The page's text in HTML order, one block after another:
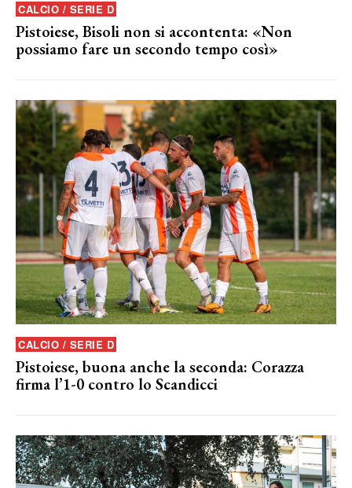
CALCIO / SERIE D
Pistoiese, Bisoli non si accontenta: «Non
possiamo fare un secondo tempo così»
CALCIO / SERIE D
Pistoiese, buona anche la seconda: Corazza
firma l’1-0 contro lo Scandicci